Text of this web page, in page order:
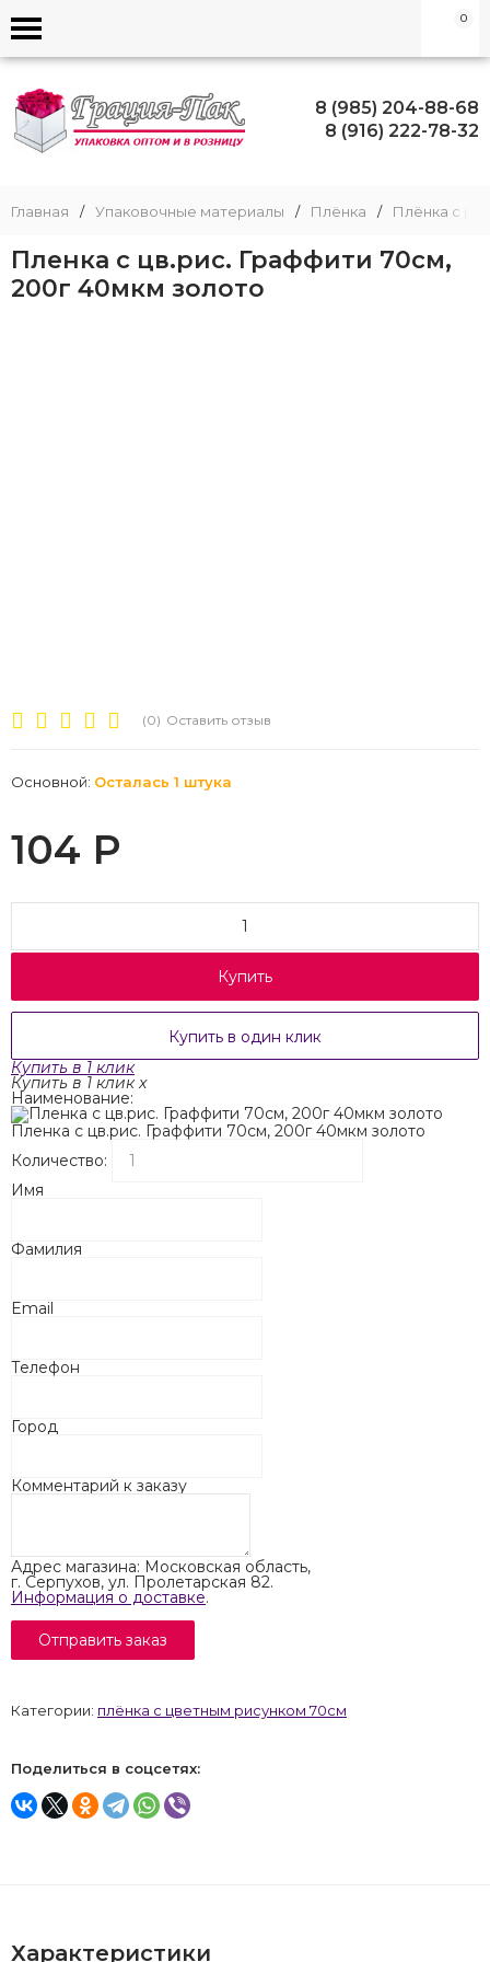
0
8 (985) 204-88-68
8 (916) 222-78-32
Главная / Упаковочные материалы / Плёнка / Плёнка с
Пленка с цв.рис. Граффити 70см,
200г 40мкм золото
(0) Оставить отзыв
Основной: Осталась 1 штука
104 Р
Купить
Купить в один клик
Купить в 1 клик
Купить в 1 клик x
Наименование:
Пленка с цв.рис. Граффити 70см, 200г 40мкм золото
Количество:
Имя
Фамилия
Email
Телефон
Город
Комментарий к заказу
Адрес магазина: Московская область,
г. Серпухов, ул. Пролетарская 82.
Информация о доставке.
Категории: плёнка с цветным рисунком 70см
Поделиться в соцсетях:
Характеристики